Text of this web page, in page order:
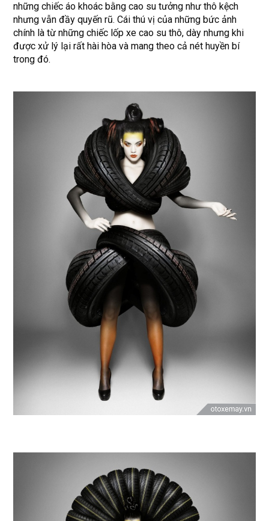
những chiếc áo khoác bằng cao su tưởng như thô kệch
nhưng vẫn đầy quyến rũ. Cái thú vị của những bức ảnh
chính là từ những chiếc lốp xe cao su thô, dày nhưng khi
được xử lý lại rất hài hòa và mang theo cả nét huyền bí
trong đó.